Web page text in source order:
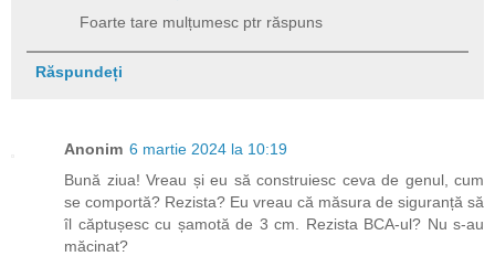
Foarte tare mulțumesc ptr răspuns
Răspundeți
Anonim 6 martie 2024 la 10:19
Bună ziua! Vreau și eu să construiesc ceva de genul, cum
se comportă? Rezista? Eu vreau că măsura de siguranță să
îl căptușesc cu șamotă de 3 cm. Rezista BCA-ul? Nu s-au
măcinat?